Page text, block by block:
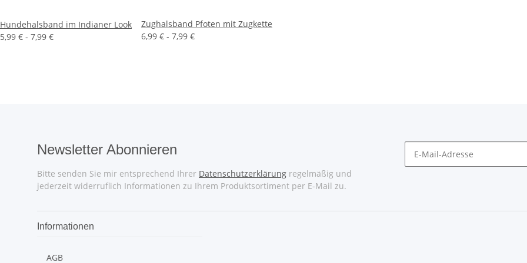
Hundehalsband im Indianer Look
5,99 € - 7,99 €
Zughalsband Pfoten mit Zugkette
6,99 € - 7,99 €
Newsletter Abonnieren
Bitte senden Sie mir entsprechend Ihrer Datenschutzerklärung regelmäßig und
jederzeit widerruflich Informationen zu Ihrem Produktsortiment per E-Mail zu.
Informationen
AGB